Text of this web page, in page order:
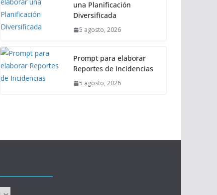
una Planificación
Diversificada
5 agosto, 2026
Prompt para elaborar
Reportes de Incidencias
5 agosto, 2026